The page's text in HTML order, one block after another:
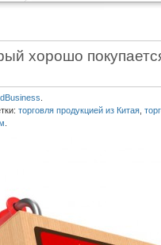
хорошо
торговля продукцией из Китая